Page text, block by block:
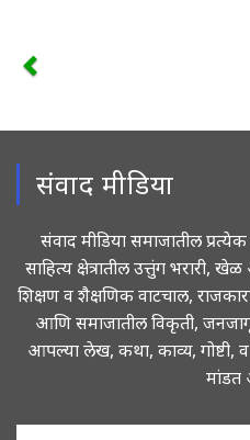
संवाद मीडिया
संवाद मीडिया समाजातील
साहित्य क्षेत्रातील उत्तुंग भरारी,
शिक्षण व शैक्षणिक वाटचाल,
आणि समाजातील विकृती,
आपल्या लेख, कथा, काव्य, गोष्टी,
मांडत